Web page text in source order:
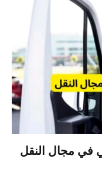
مجال النقل